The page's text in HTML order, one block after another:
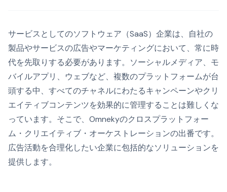
サービスとしてのソフトウェア（SaaS）企業は、自社の
製品やサービスの広告やマーケティングにおいて、常に時
代を先取りする必要があります。ソーシャルメディア、モ
バイルアプリ、ウェブなど、複数のプラットフォームが台
頭する中、すべてのチャネルにわたるキャンペーンやクリ
エイティブコンテンツを効果的に管理することは難しくな
っています。そこで、Omnekyのクロスプラットフォー
ム・クリエイティブ・オーケストレーションの出番です。
広告活動を合理化したい企業に包括的なソリューションを
提供します。